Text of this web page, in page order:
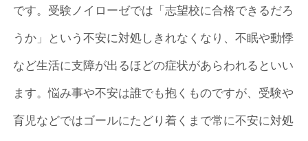
です。受験ノイローゼでは「志望校に合格できるだろ
うか」という不安に対処しきれなくなり、不眠や動悸
など生活に支障が出るほどの症状があらわれるといい
ます。悩み事や不安は誰でも抱くものですが、受験や
育児などではゴールにたどり着くまで常に不安に対処